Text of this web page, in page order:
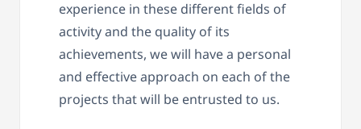
experience in these different fields of
activity and the quality of its
achievements, we will have a personal
and effective approach on each of the
projects that will be entrusted to us.